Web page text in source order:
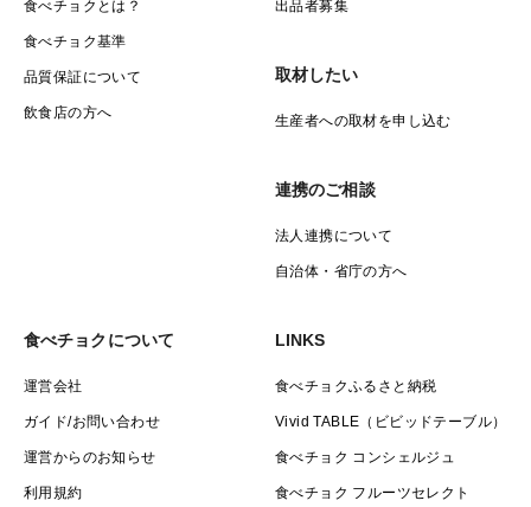
食べチョクとは？
食べチョク基準
品質保証について
飲食店の方へ
出品者募集
取材したい
生産者への取材を申し込む
連携のご相談
法人連携について
自治体・省庁の方へ
食べチョクについて
運営会社
ガイド/お問い合わせ
運営からのお知らせ
利用規約
LINKS
食べチョクふるさと納税
Vivid TABLE（ビビッドテーブル）
食べチョク コンシェルジュ
食べチョク フルーツセレクト